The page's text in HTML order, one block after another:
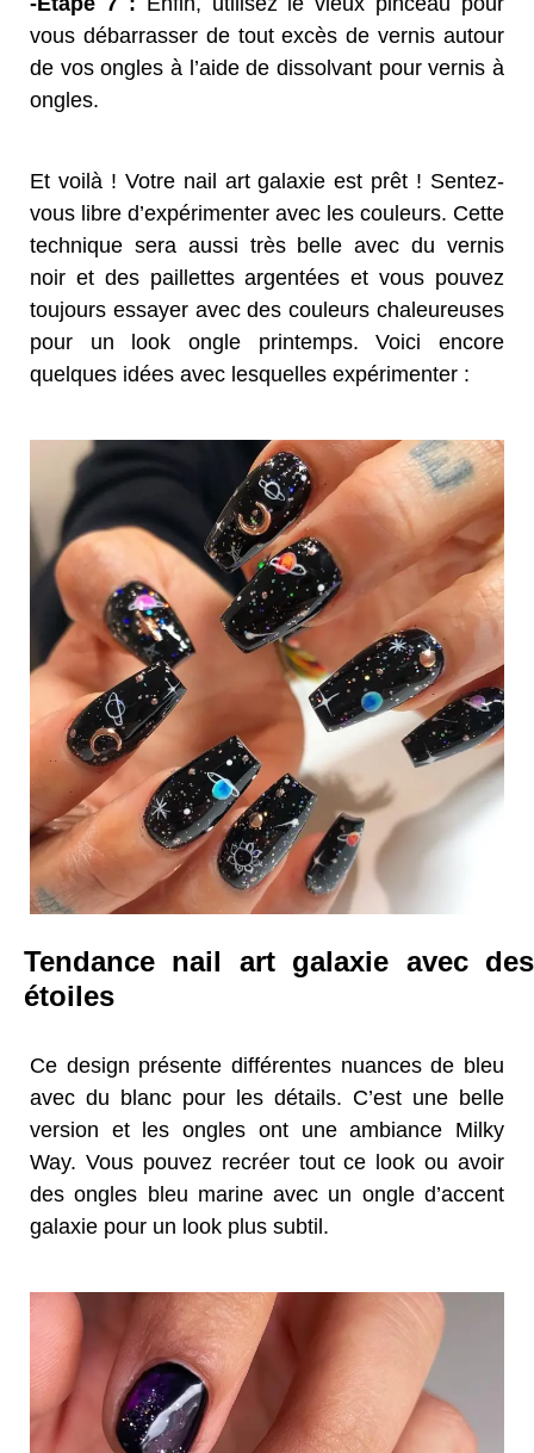
vous débarrasser de tout excès de vernis autour
de vos ongles à l’aide de dissolvant pour vernis à
ongles.
Et voilà ! Votre nail art galaxie est prêt ! Sentez-
vous libre d’expérimenter avec les couleurs. Cette
technique sera aussi très belle avec du vernis
noir et des paillettes argentées et vous pouvez
toujours essayer avec des couleurs chaleureuses
pour un look ongle printemps. Voici encore
quelques idées avec lesquelles expérimenter :
Tendance nail art galaxie avec des
étoiles
Ce design présente différentes nuances de bleu
avec du blanc pour les détails. C’est une belle
version et les ongles ont une ambiance Milky
Way. Vous pouvez recréer tout ce look ou avoir
des ongles bleu marine avec un ongle d’accent
galaxie pour un look plus subtil.